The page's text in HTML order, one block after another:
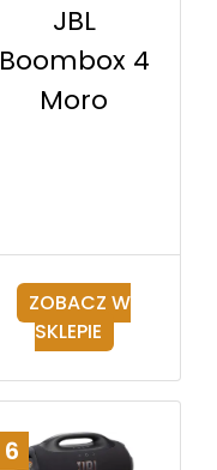
JBL
Boombox 4
Moro
ZOBACZ W
SKLEPIE
6